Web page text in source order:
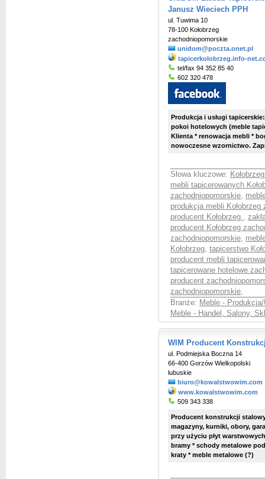
Janusz Wieciech PPH
ul. Tuwima 10
78-100 Kołobrzeg
zachodniopomorskie
unidom@poczta.onet.pl
tapicerkolobrzeg.info-
tel/fax 94 352 85 40
602 320 478
Produkcja i usługi
pokoi hotelowych (meble
Klienta * renowacja mebli *
nowoczesne wzornictwo.
Słowa kluczowe:
mebli tapicerowanych
zachodniopomorskie,
produkcja mebli
producent Kołobrzeg ,
producent Kołobrzeg
zachodniopomorskie,
Kołobrzeg, tapicerstwo
producent mebli
tapicerowane hotelowe
producent
zachodniopomorskie,
Branże: Meble - Produkcja/
Meble - Handel, Salony,
WIM Producent
ul. Podmiejska Boczna 14
66-400 Gorzów Wielkopolski
lubuskie
biuro@kowalstwowim.com
www.kowalstwowim.com
509 343 338
Producent konstrukcji
magazyny, kurniki, obory,
przy użyciu płyt
bramy * schody metalowe
kraty * meble metalowe (?)